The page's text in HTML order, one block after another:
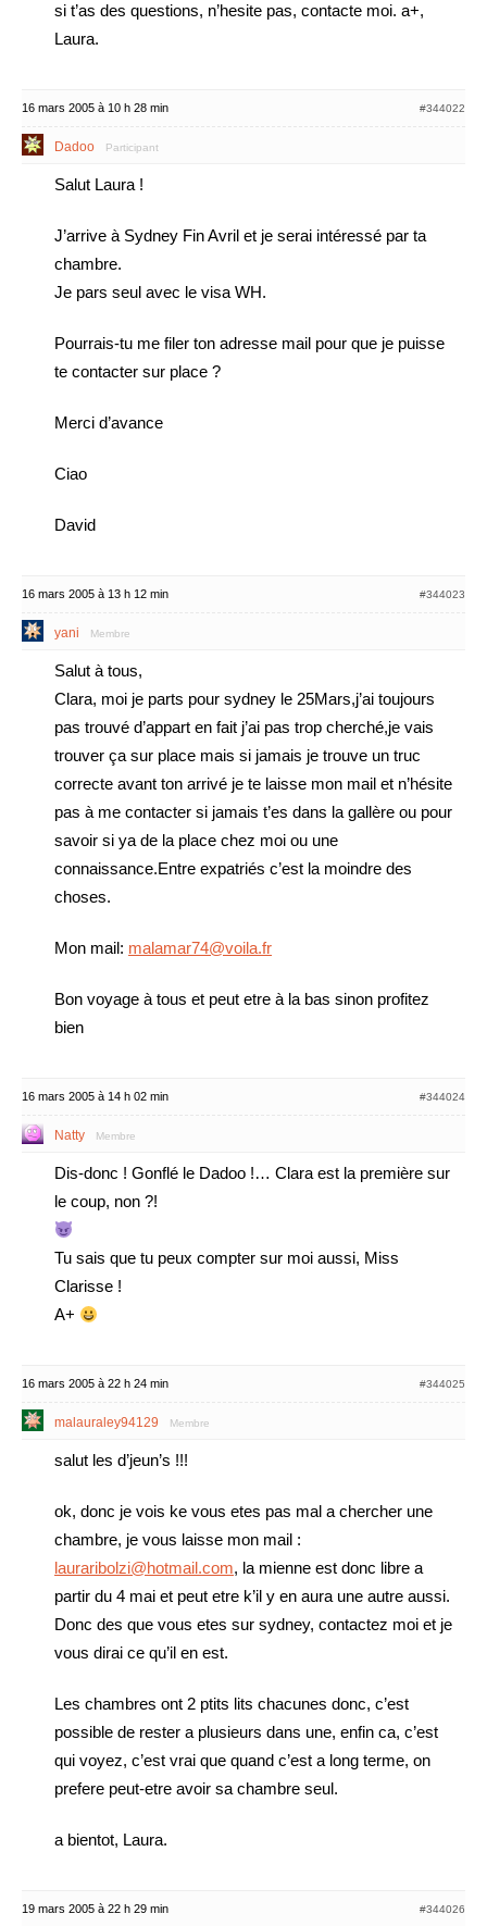
si t’as des questions, n’hesite pas, contacte moi. a+,
Laura.
16 mars 2005 à 10 h 28 min #344022
Dadoo Participant
Salut Laura !
J’arrive à Sydney Fin Avril et je serai intéressé par ta
chambre.
Je pars seul avec le visa WH.
Pourrais-tu me filer ton adresse mail pour que je puisse
te contacter sur place ?
Merci d’avance
Ciao
David
16 mars 2005 à 13 h 12 min #344023
yani Membre
Salut à tous,
Clara, moi je parts pour sydney le 25Mars,j’ai toujours
pas trouvé d’appart en fait j’ai pas trop cherché,je vais
trouver ça sur place mais si jamais je trouve un truc
correcte avant ton arrivé je te laisse mon mail et n’hésite
pas à me contacter si jamais t’es dans la gallère ou pour
savoir si ya de la place chez moi ou une
connaissance.Entre expatriés c’est la moindre des
choses.
Mon mail: malamar74@voila.fr
Bon voyage à tous et peut etre à la bas sinon profitez
bien
16 mars 2005 à 14 h 02 min #344024
Natty Membre
Dis-donc ! Gonflé le Dadoo !… Clara est la première sur
le coup, non ?!
Tu sais que tu peux compter sur moi aussi, Miss
Clarisse !
A+
16 mars 2005 à 22 h 24 min #344025
malauraley94129 Membre
salut les d’jeun’s !!!
ok, donc je vois ke vous etes pas mal a chercher une
chambre, je vous laisse mon mail :
lauraribolzi@hotmail.com, la mienne est donc libre a
partir du 4 mai et peut etre k’il y en aura une autre aussi.
Donc des que vous etes sur sydney, contactez moi et je
vous dirai ce qu’il en est.
Les chambres ont 2 ptits lits chacunes donc, c’est
possible de rester a plusieurs dans une, enfin ca, c’est
qui voyez, c’est vrai que quand c’est a long terme, on
prefere peut-etre avoir sa chambre seul.
a bientot, Laura.
19 mars 2005 à 22 h 29 min #344026